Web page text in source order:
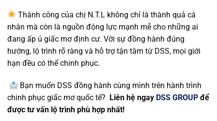
Thành công của chị N.T.L không chỉ là thành quả cá
nhân mà còn là nguồn động lực mạnh mẽ cho những ai
đang ấp ủ giấc mơ định cư. Với sự đồng hành đúng
hướng, lộ trình rõ ràng và hỗ trợ tận tâm từ DSS, mọi giới
hạn đều có thể chinh phục.
Bạn muốn DSS đồng hành cùng mình trên hành trình
chinh phục giấc mơ quốc tế? Liên hệ ngay DSS GROUP để
được tư vấn lộ trình phù hợp nhất!